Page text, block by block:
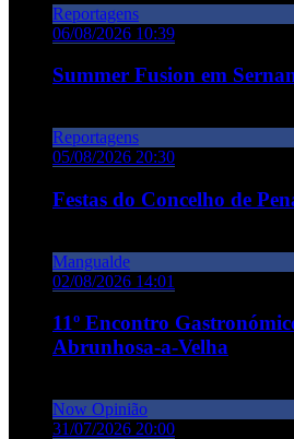
Reportagens
06/08/2026 10:39
Summer Fusion em
Reportagens
05/08/2026 20:30
Festas do Concelho de
Mangualde
02/08/2026 14:01
11º Encontro
Abrunhosa-a-Velha
Now Opinião
31/07/2026 20:00